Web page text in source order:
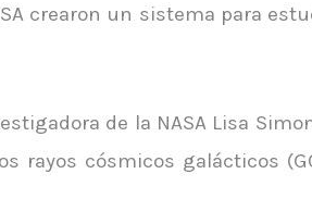
crearon un sistema para
de la NASA Lisa
rayos cósmicos galácticos